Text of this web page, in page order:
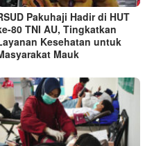
Pakuhaji Hadir di HUT
80 TNI AU, Tingkatkan
Kesehatan untuk
Mauk